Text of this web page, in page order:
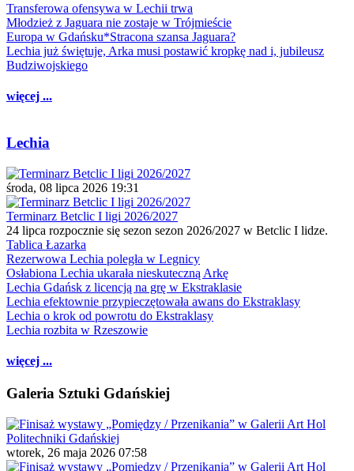
Transferowa ofensywa w Lechii trwa
Młodzież z Jaguara nie zostaje w Trójmieście
Europa w Gdańsku*Stracona szansa Jaguara?
Lechia już świętuje, Arka musi postawić kropkę nad i, jubileusz
Budziwojskiego
więcej ...
Lechia
środa, 08 lipca 2026 19:31
Terminarz Betclic I ligi 2026/2027
24 lipca rozpocznie się sezon sezon 2026/2027 w Betclic I lidze.
Tablica Łazarka
Rezerwowa Lechia poległa w Legnicy
Osłabiona Lechia ukarała nieskuteczną Arkę
Lechia Gdańsk z licencją na grę w Ekstraklasie
Lechia efektownie przypieczętowała awans do Ekstraklasy
Lechia o krok od powrotu do Ekstraklasy
Lechia rozbita w Rzeszowie
więcej ...
Galeria Sztuki Gdańskiej
wtorek, 26 maja 2026 07:58